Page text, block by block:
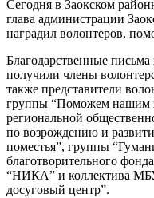
Сегодня в Заокском
глава администрации
наградил волонтеров,
Благодарственные
получили члены
также представители
группы “Поможем нашим
региональной
по возрождению и
поместья”, группы
благотворительного
“НИКА” и коллектива
досуговый центр”.